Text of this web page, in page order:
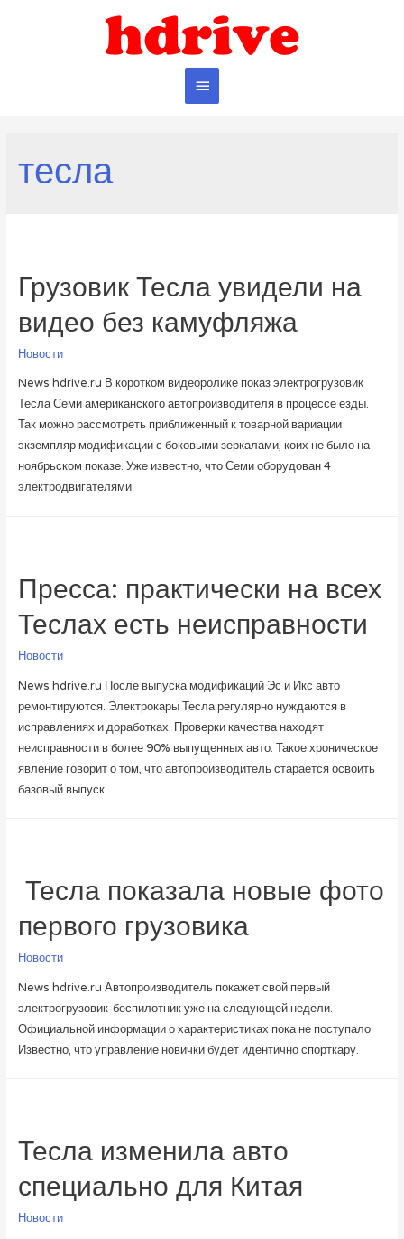
Главное
тесла
Грузовик Тесла увидели на
видео без камуфляжа
Новости
News hdrive.ru В коротком видеоролике показ электрогрузовик
Тесла Семи американского автопроизводителя в процессе езды.
Так можно рассмотреть приближенный к товарной вариации
экземпляр модификации с боковыми зеркалами, коих не было на
ноябрьском показе. Уже известно, что Семи оборудован 4
электродвигателями.
Пресса: практически на всех
Теслах есть неисправности
Новости
News hdrive.ru После выпуска модификаций Эс и Икс авто
ремонтируются. Электрокары Тесла регулярно нуждаются в
исправлениях и доработках. Проверки качества находят
неисправности в более 90% выпущенных авто. Такое хроническое
явление говорит о том, что автопроизводитель старается освоить
базовый выпуск.
​ Тесла показала новые фото
первого грузовика
Новости
News hdrive.ru Автопроизводитель покажет свой первый
электрогрузовик-беспилотник уже на следующей недели.
Официальной информации о характеристиках пока не поступало.
Известно, что управление новички будет идентично спорткару.
Тесла изменила авто
специально для Китая
Новости